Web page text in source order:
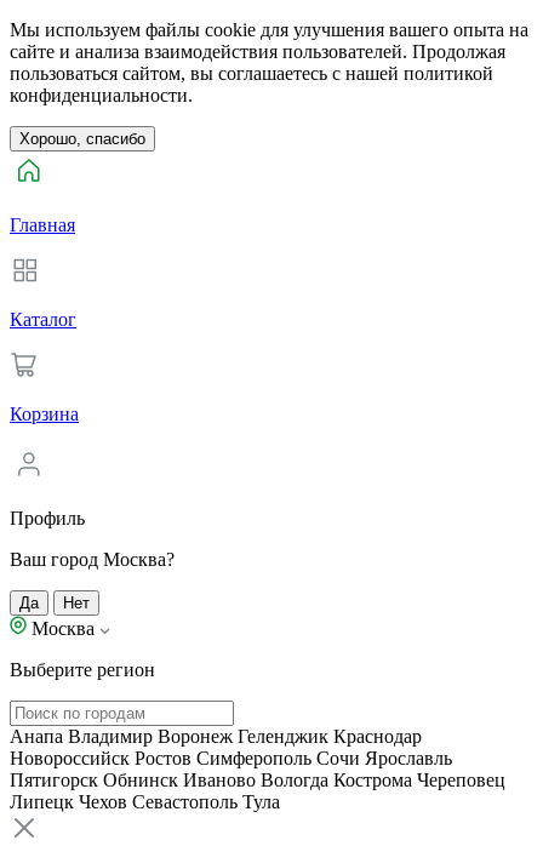
Мы используем файлы cookie для улучшения вашего опыта на
сайте и анализа взаимодействия пользователей. Продолжая
пользоваться сайтом, вы соглашаетесь с нашей политикой
конфиденциальности.
Хорошо, спасибо
Главная
Каталог
Корзина
Профиль
Ваш город Москва?
Да Нет
Москва
Выберите регион
Анапа Владимир Воронеж Геленджик Краснодар
Новороссийск Ростов Симферополь Сочи Ярославль
Пятигорск Обнинск Иваново Вологда Кострома Череповец
Липецк Чехов Севастополь Тула